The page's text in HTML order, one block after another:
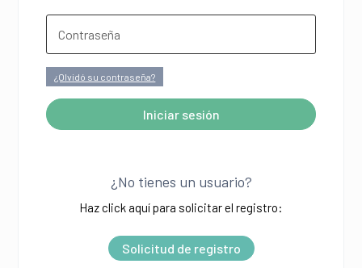
¿Olvidó su contraseña?
Iniciar sesión
¿No tienes un usuario?
Haz click aquí para solicitar el registro:
Solicitud de registro